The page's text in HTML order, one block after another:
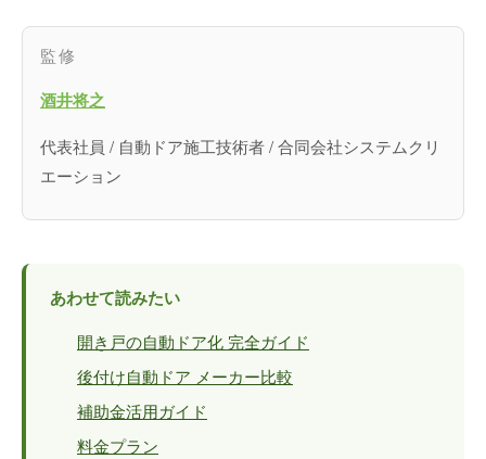
監修
酒井将之
代表社員 / 自動ドア施工技術者 / 合同会社システムクリ
エーション
あわせて読みたい
開き戸の自動ドア化 完全ガイド
後付け自動ドア メーカー比較
補助金活用ガイド
料金プラン